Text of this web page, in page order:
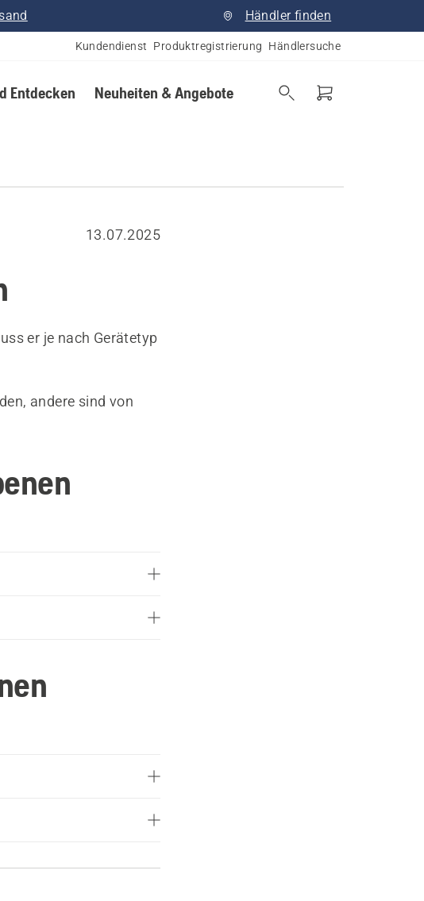
Händler finden
Kundendienst Produktregistrierung Händlersuche
Entdecken Neuheiten & Angebote
13.07.2025
er je nach Gerätetyp
andere sind von